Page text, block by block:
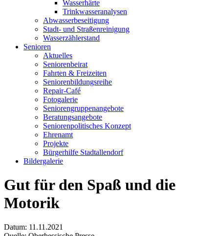
Wasserhärte
Trinkwasseranalysen
Abwasserbeseitigung
Stadt- und Straßenreinigung
Wasserzählerstand
Senioren
Aktuelles
Seniorenbeirat
Fahrten & Freizeiten
Seniorenbildungsreihe
Repair-Café
Fotogalerie
Seniorengruppenangebote
Beratungsangebote
Seniorenpolitisches Konzept
Ehrenamt
Projekte
Bürgerhilfe Stadtallendorf
Bildergalerie
Gut für den Spaß und die
Motorik
Datum: 11.11.2021